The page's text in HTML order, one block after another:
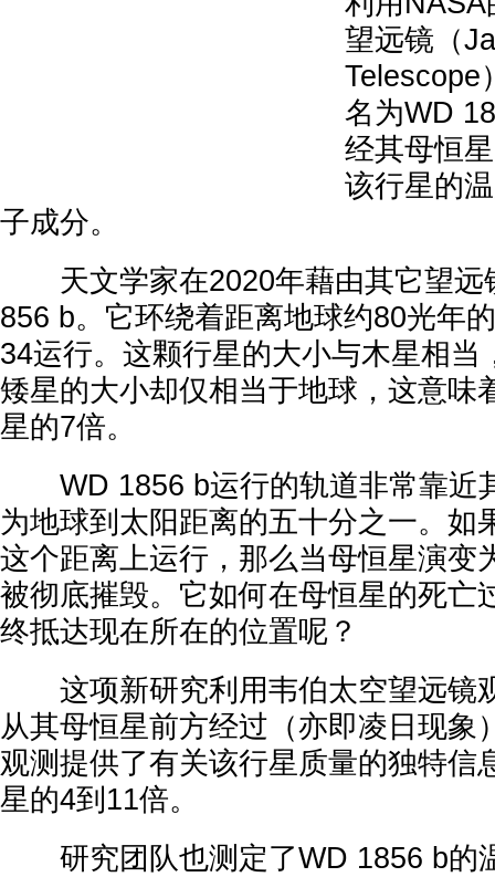
望远镜（
Telescope
名为WD
经其母恒
该行星的
子成分。
天文学家在2020年藉由其它望远
856 b。它环绕着距离地球约80光年
34运行。这颗行星的大小与木星相当
矮星的大小却仅相当于地球，这意味
星的7倍。
WD 1856 b运行的轨道非常靠近
为地球到太阳距离的五十分之一。如
这个距离上运行，那么当母恒星演变
被彻底摧毁。它如何在母恒星的死亡
终抵达现在所在的位置呢？
这项新研究利用韦伯太空望远镜
从其母恒星前方经过（亦即凌日现象
观测提供了有关该行星质量的独特
星的4到11倍。
研究团队也测定了WD 1856 b的